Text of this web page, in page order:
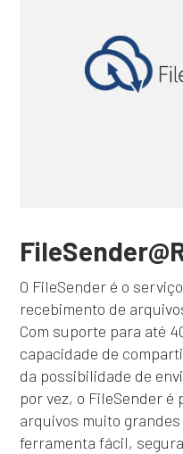
O FileSender é o
recebimento de
Com suporte para até
capacidade de
da possibilidade de
por vez, o FileSender é
arquivos muito
ferramenta fácil,